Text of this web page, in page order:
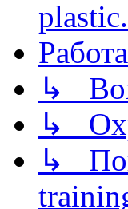
↳
↳
↳